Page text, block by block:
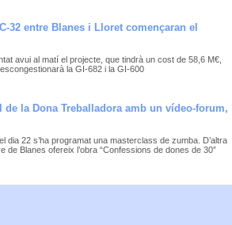
32 entre Blanes i Lloret començaran el
avui al matí el projecte, que tindrà un cost de 58,6 M€,
la GI-682 i la GI-600
de la Dona Treballadora amb un vídeo-forum,
dia 22 s’ha programat una masterclass de zumba. D’altra
de Blanes ofereix l’obra “Confessions de dones de 30”